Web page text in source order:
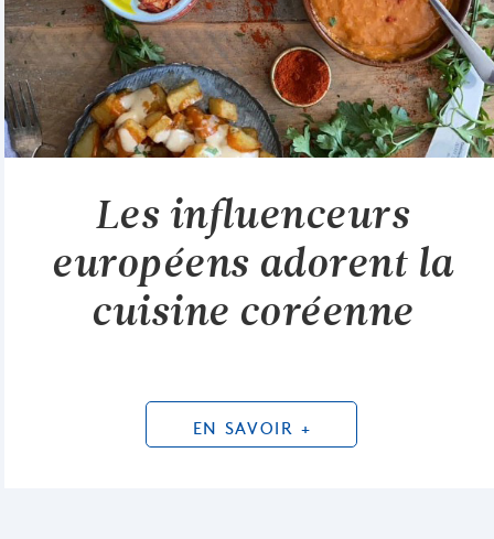
Les influenceurs
européens adorent la
cuisine coréenne
EN SAVOIR +